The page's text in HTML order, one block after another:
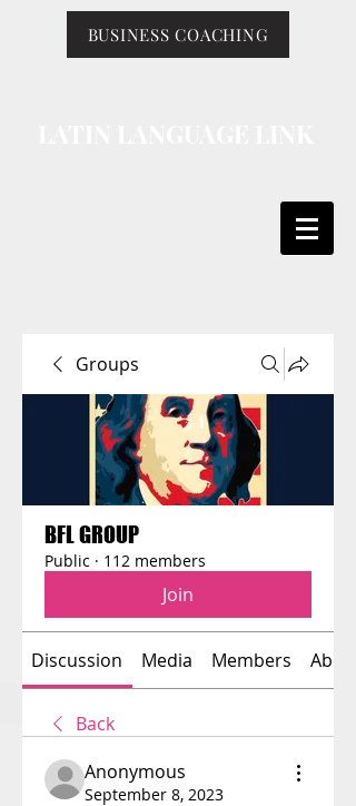
BUSINESS COACHING
Groups
BFL GROUP
Public · 112 members
Join
Discussion Media Members About
Back
Anonymous
September 8, 2023